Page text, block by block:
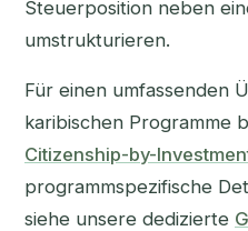
Steuerposition neben
umstrukturieren.
Für einen umfassenden
karibischen Programme
Citizenship-by-
programmspezifische
siehe unsere dedizierte